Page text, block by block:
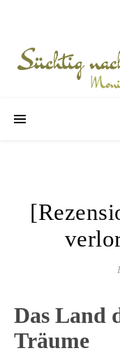
Das Land
Träume